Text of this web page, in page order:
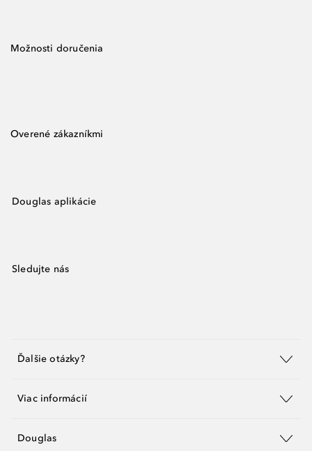
Možnosti doručenia
Overené zákazníkmi
Douglas aplikácie
Sledujte nás
Ďalšie otázky?
Viac informácií
Douglas